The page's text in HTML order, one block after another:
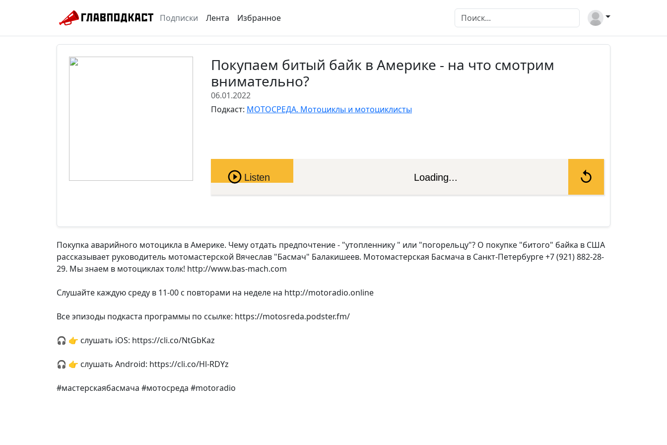
Подписки Лента Избранное
Покупаем битый байк в Америке - на что смотрим
внимательно?
06.01.2022
Подкаст: МОТОСРЕДА. Мотоциклы и мотоциклисты
Pause
Listen Loading...
Покупка аварийного мотоцикла в Америке. Чему отдать предпочтение - "утопленнику " или "погорельцу"? О покупке "битого" байка в США
рассказывает руководитель мотомастерской Вячеслав "Басмач" Балакишеев. Мотомастерская Басмача в Санкт-Петербурге +7 (921) 882-28-
29. Мы знаем в мотоциклах толк! http://www.bas-mach.com
Слушайте каждую среду в 11-00 с повторами на неделе на http://motoradio.online
Все эпизоды подкаста программы по ссылке: https://motosreda.podster.fm/
🎧 👉 слушать iOS: https://cli.co/NtGbKaz
🎧 👉 слушать Android: https://cli.co/Hl-RDYz
#мастерскаябасмача #мотосреда #motoradio